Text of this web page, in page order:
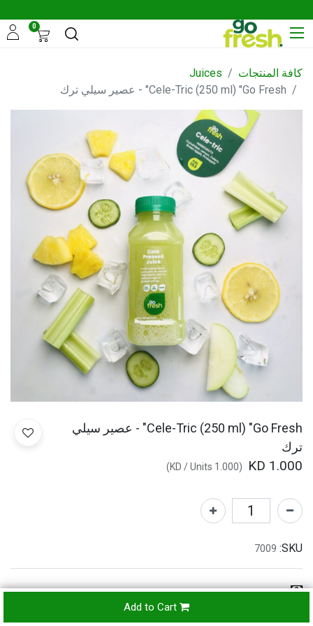
0
كافة المنتجات
Juices
Cele-Tric (250 ml) "Go Fresh" - عصير سيلي ترك
Cele-Tric (250 ml) "Go Fresh" - عصير سيلي
ترك
1.000
(
1.000
/Units
)
Add to Cart
SKU:
7009
24-